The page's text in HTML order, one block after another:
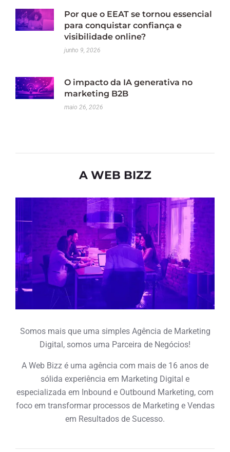
Por que o EEAT se tornou essencial
para conquistar confiança e
visibilidade online?
junho 9, 2026
O impacto da IA generativa no
marketing B2B
maio 26, 2026
A WEB BIZZ
Somos mais que uma simples Agência de Marketing
Digital, somos uma Parceira de Negócios!
A Web Bizz é uma agência com mais de 16 anos de
sólida experiência em Marketing Digital e
especializada em Inbound e Outbound Marketing, com
foco em transformar processos de Marketing e Vendas
em Resultados de Sucesso.